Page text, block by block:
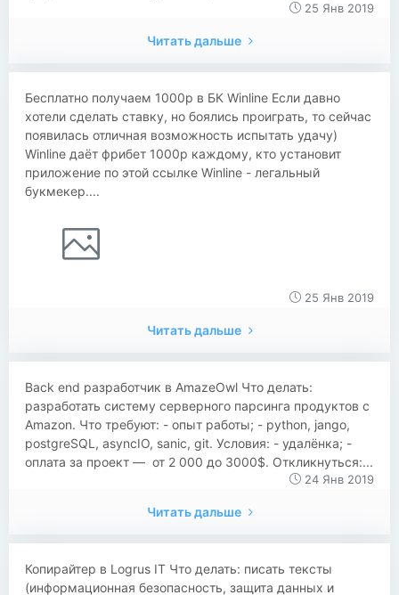
25 Янв 2019
Читать дальше
Бесплатно получаем 1000р в БК Winline Если давно
хотели сделать ставку, но боялись проиграть, то сейчас
появилась отличная возможность испытать удачу)
Winline даёт фрибет 1000р каждому, кто установит
приложение по этой ссылке Winline - легальный
букмекер....
25 Янв 2019
Читать дальше
Back end разработчик в AmazeOwl Что делать:
разработать систему серверного парсинга продуктов с
Amazon. Что требуют: - опыт работы; - python, jango,
postgreSQL, asyncIO, sanic, git. Условия: - удалёнка; -
оплата за проект — от 2 000 до 3000$. Откликнуться:...
24 Янв 2019
Читать дальше
Копирайтер в Logrus IT Что делать: писать тексты
(информационная безопасность, защита данных и